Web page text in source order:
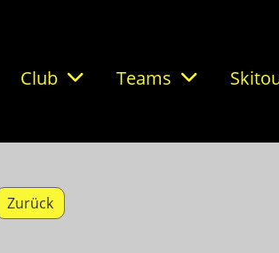
Club Teams
Zurück